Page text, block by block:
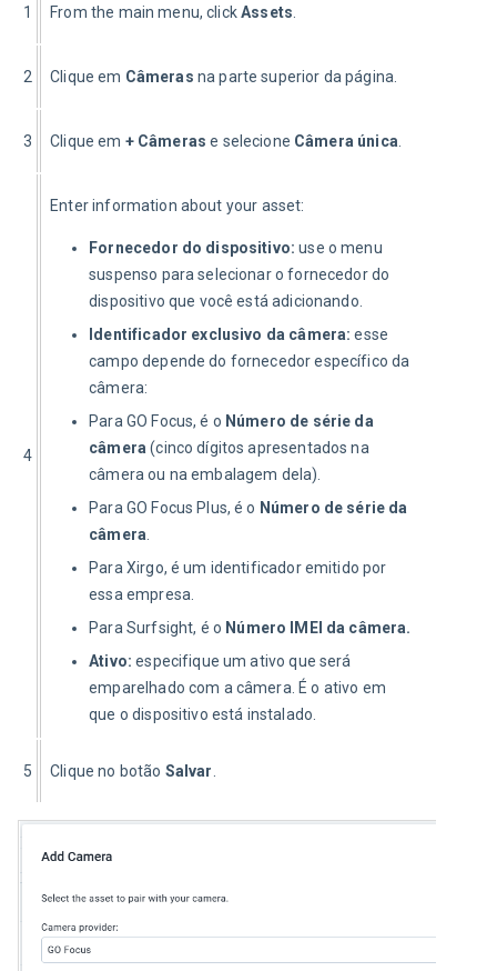
1 From the main menu, click Assets
2 Clique em Câmeras na parte superior da página.
3 Clique em + Câmeras e selecione Câmera única
4
Enter information about your asset:
Fornecedor do dispositivo: use o menu
suspenso para selecionar o fornecedor do
dispositivo que você está adicionando.
Identificador exclusivo da câmera: esse
campo depende do fornecedor específico da
câmera:
Para GO Focus, é o Número de série da
câmera (cinco dígitos apresentados na
câmera ou na embalagem dela).
Para GO Focus Plus, é o Número de série da
câmera
Para Xirgo, é um identificador emitido por
essa empresa.
Para Surfsight, é o Número IMEI da câmera.
Ativo: especifique um ativo que será
emparelhado com a câmera. É o ativo em
que o dispositivo está instalado.
5 Clique no botão Salvar